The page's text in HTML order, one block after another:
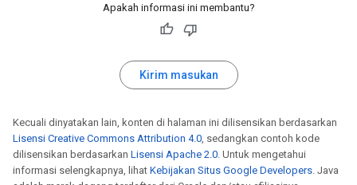
Apakah informasi ini membantu?
Kirim masukan
Kecuali dinyatakan lain, konten di halaman ini dilisensikan berdasarkan
Lisensi Creative Commons Attribution 4.0, sedangkan contoh kode
dilisensikan berdasarkan Lisensi Apache 2.0. Untuk mengetahui
informasi selengkapnya, lihat Kebijakan Situs Google Developers. Java